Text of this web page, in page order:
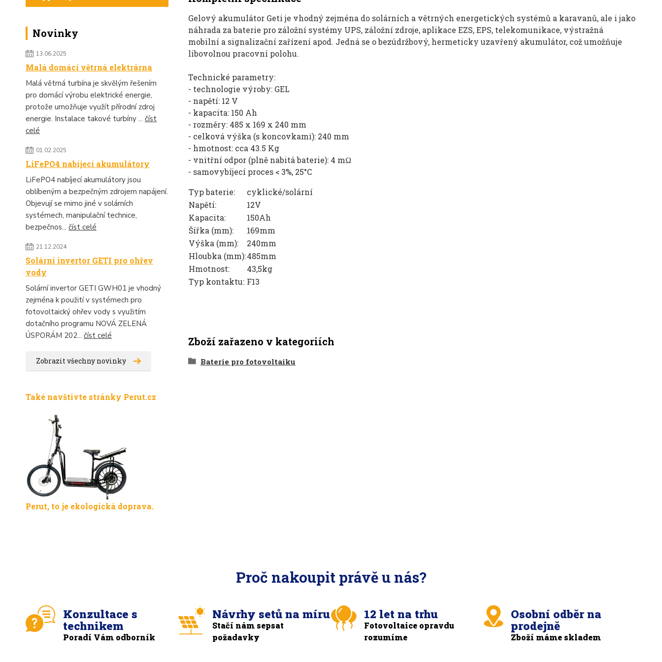
Novinky
13.06.2025
Malá domácí větrná elektrárna
Malá větrná turbína je skvělým řešením
pro domácí výrobu elektrické energie,
protože umožňuje využít přírodní zdroj
energie. Instalace takové turbíny ... číst
celé
01.02.2025
LiFePO4 nabíjecí akumulátory
LiFePO4 nabíjecí akumulátory jsou
oblíbeným a bezpečným zdrojem napájení.
Objevují se mimo jiné v solárních
systémech, manipulační technice,
bezpečnos... číst celé
21.12.2024
Solární invertor GETI pro ohřev
vody
Solární invertor GETI GWH01 je vhodný
zejména k použití v systémech pro
fotovoltaický ohřev vody s využitím
dotačního programu NOVÁ ZELENÁ
ÚSPORÁM 202... číst celé
Zobrazit všechny novinky
Také navštivte stránky Perut.cz
Perut, to je ekologická doprava.
Gelový akumulátor Geti je vhodný zejména do solárních a větrných energetických systémů a karavanů, ale i jako
náhrada za baterie pro záložní systémy UPS, záložní zdroje, aplikace EZS, EPS, telekomunikace, výstražná
mobilní a signalizační zařízení apod. Jedná se o bezúdržbový, hermeticky uzavřený akumulátor, což umožňuje
libovolnou pracovní polohu.
Technické parametry:
- technologie výroby: GEL
- napětí: 12 V
- kapacita: 150 Ah
- rozměry: 485 x 169 x 240 mm
- celková výška (s koncovkami): 240 mm
- hmotnost: cca 43.5 Kg
- vnitřní odpor (plně nabitá baterie): 4 mΩ
- samovybíjecí proces < 3%, 25°C
Typ baterie:
cyklické/solární
Napětí:
12V
Kapacita:
150Ah
Šířka (mm):
169mm
Výška (mm):
240mm
Hloubka (mm):485mm
Hmotnost:
43,5kg
Typ kontaktu: F13
Zboží zařazeno v kategoriích
Baterie pro fotovoltaiku
Proč nakoupit právě u nás?
Konzultace s
technikem
Poradí Vám odborník
Návrhy setů na míru
Stačí nám sepsat
požadavky
12 let na trhu
Fotovoltaice opravdu
rozumíme
Osobní odběr na
prodejně
Zboží máme skladem